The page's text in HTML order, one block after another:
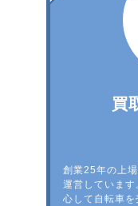
買
創業25年の上
運営していま
心して自転車を